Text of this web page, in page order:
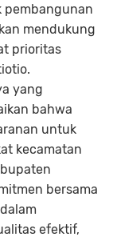
pembangunan
mendukung
prioritas
yang
bahwa
untuk
kecamatan
bersama
efektif,